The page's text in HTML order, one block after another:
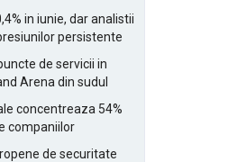
in iunie, dar analistii
persistente
de servicii in
Arena din sudul
concentreaza 54%
companiilor
de securitate